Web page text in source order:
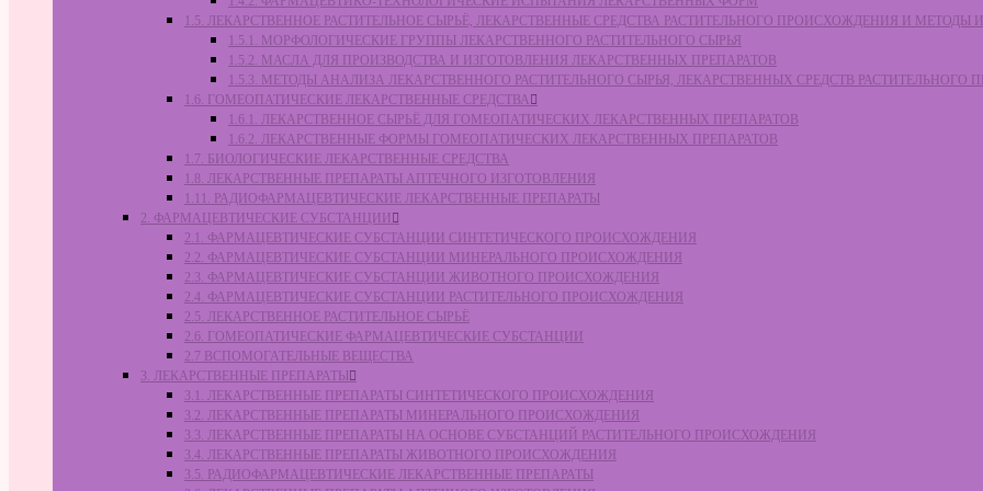
1.5. ЛЕКАРСТВЕННОЕ РАСТИТЕЛЬНОЕ СЫРЬЁ, ЛЕКАРСТВЕННЫЕ СРЕДСТВА РАСТИТЕЛЬНОГО ПРОИСХОЖДЕНИЯ И МЕТОДЫ
1.5.1. МОРФОЛОГИЧЕСКИЕ ГРУППЫ ЛЕКАРСТВЕННОГО РАСТИТЕЛЬНОГО СЫРЬЯ
1.5.2. МАСЛА ДЛЯ ПРОИЗВОДСТВА И ИЗГОТОВЛЕНИЯ ЛЕКАРСТВЕННЫХ ПРЕПАРАТОВ
1.5.3. МЕТОДЫ АНАЛИЗА ЛЕКАРСТВЕННОГО РАСТИТЕЛЬНОГО СЫРЬЯ, ЛЕКАРСТВЕННЫХ СРЕДСТВ РАСТИТЕЛЬНОГО
1.6. ГОМЕОПАТИЧЕСКИЕ ЛЕКАРСТВЕННЫЕ СРЕДСТВА
1.6.1. ЛЕКАРСТВЕННОЕ СЫРЬЁ ДЛЯ ГОМЕОПАТИЧЕСКИХ ЛЕКАРСТВЕННЫХ ПРЕПАРАТОВ
1.6.2. ЛЕКАРСТВЕННЫЕ ФОРМЫ ГОМЕОПАТИЧЕСКИХ ЛЕКАРСТВЕННЫХ ПРЕПАРАТОВ
1.7. БИОЛОГИЧЕСКИЕ ЛЕКАРСТВЕННЫЕ СРЕДСТВА
1.8. ЛЕКАРСТВЕННЫЕ ПРЕПАРАТЫ АПТЕЧНОГО ИЗГОТОВЛЕНИЯ
1.11. РАДИОФАРМАЦЕВТИЧЕСКИЕ ЛЕКАРСТВЕННЫЕ ПРЕПАРАТЫ
2. ФАРМАЦЕВТИЧЕСКИЕ СУБСТАНЦИИ
2.1. ФАРМАЦЕВТИЧЕСКИЕ СУБСТАНЦИИ СИНТЕТИЧЕСКОГО ПРОИСХОЖДЕНИЯ
2.2. ФАРМАЦЕВТИЧЕСКИЕ СУБСТАНЦИИ МИНЕРАЛЬНОГО ПРОИСХОЖДЕНИЯ
2.3. ФАРМАЦЕВТИЧЕСКИЕ СУБСТАНЦИИ ЖИВОТНОГО ПРОИСХОЖДЕНИЯ
2.4. ФАРМАЦЕВТИЧЕСКИЕ СУБСТАНЦИИ РАСТИТЕЛЬНОГО ПРОИСХОЖДЕНИЯ
2.5. ЛЕКАРСТВЕННОЕ РАСТИТЕЛЬНОЕ СЫРЬЁ
2.6. ГОМЕОПАТИЧЕСКИЕ ФАРМАЦЕВТИЧЕСКИЕ СУБСТАНЦИИ
2.7 ВСПОМОГАТЕЛЬНЫЕ ВЕЩЕСТВА
3. ЛЕКАРСТВЕННЫЕ ПРЕПАРАТЫ
3.1. ЛЕКАРСТВЕННЫЕ ПРЕПАРАТЫ СИНТЕТИЧЕСКОГО ПРОИСХОЖДЕНИЯ
3.2. ЛЕКАРСТВЕННЫЕ ПРЕПАРАТЫ МИНЕРАЛЬНОГО ПРОИСХОЖДЕНИЯ
3.3. ЛЕКАРСТВЕННЫЕ ПРЕПАРАТЫ НА ОСНОВЕ СУБСТАНЦИЙ РАСТИТЕЛЬНОГО ПРОИСХОЖДЕНИЯ
3.4. ЛЕКАРСТВЕННЫЕ ПРЕПАРАТЫ ЖИВОТНОГО ПРОИСХОЖДЕНИЯ
3.5. РАДИОФАРМАЦЕВТИЧЕСКИЕ ЛЕКАРСТВЕННЫЕ ПРЕПАРАТЫ